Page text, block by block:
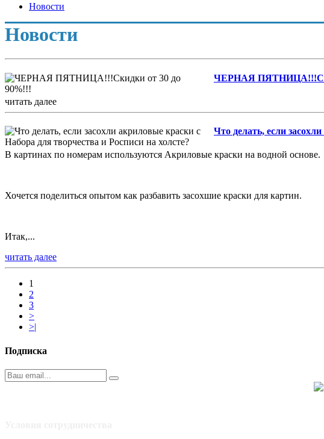
Новости
Новости
ЧЕРНАЯ
читать далее
Что делать, если
В картинах по номерам используются Акриловые краски на водной основе.
Хочется поделиться опытом как разбавить засохшие краски для картин.
Итак,...
читать далее
1
2
3
>
>|
Подписка